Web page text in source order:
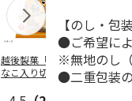
越後製菓「生一番き
なこ入り切り餅」
さや
トの
ト
【のし・包
●ご希望によ
※無地のし
●二重包装